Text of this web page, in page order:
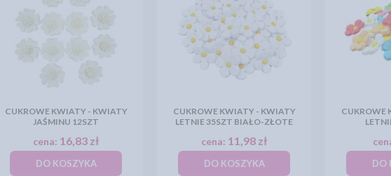
CUKROWE KWIATY - KWIATY
JAŚMINU 12SZT
cena: 16,83 zł
DO KOSZYKA
CUKROWE KWIATY - KWIATY
LETNIE 35SZT BIAŁO-ZŁOTE
cena: 11,98 zł
DO KOSZYKA
CUKROWE
DO